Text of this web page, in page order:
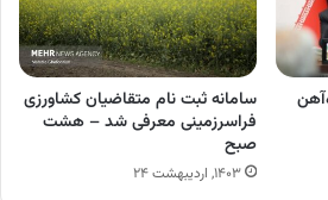
سامانه ثبت نام متقاضیان کشاورزی
فراسرزمینی معرفی شد – هشت
صبح
۱۴۰۳, اردیبهشت ۲۴